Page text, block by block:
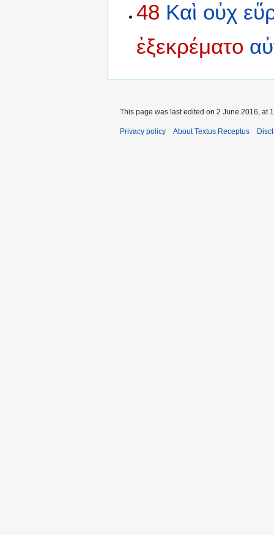
48 Καὶ οὐχ
ἐξεκρέματο
This page was last edited on 2 June 2016, at
Privacy policy About Textus Receptus